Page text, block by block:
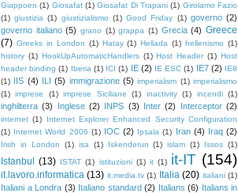
Giappoen (1) Giosafat (1) Giosafat Di Trapani (1) Girolamo Fazio
(1) giustizia (1) giustizialismo (1) Good Friday (1) governo (2)
governo italiano (5) grano (1) grappa (1) Grecia (4) Greece
(7) Greeks in London (1) Hatay (1) Hellada (1) hellenismo (1)
history (1) HookUpAutomaticHandlers (1) Host Header (1) Host
header binding (1) Iberia (1) ICI (1) IE (2) IE ESC (1) IE7 (2) IE8
(1) IIS (4) ILI (5) immigrazione (5) imperialism (1) imperialismo
(1) imprese (1) imprese Siciliane (1) inactivity (1) incendi (1)
inghilterra (3) Inglese (2) INPS (3) Inter (2) Interceptor (2)
internet (1)
Internet Explorer Enhanced Security Configuration
(1) Internet World 2006 (1) IOC (2) Ipsala (1) Iran (4) Iraq (2)
Irish in London (1) isa (1) Iskenderun (1) islam (1) Issos (1)
Istanbul (13) ISTAT (1) istituzioni (1) it (1) it-IT (154)
it.lavoro.informatica (13) it.media.tv (1) Italia (20) italiani (1)
Italiani a Londra (3) Italiano standard (2) Italians (6) Italians in